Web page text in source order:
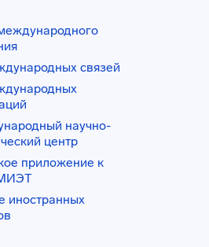
связей
научно-
центр
приложение к
иностранных